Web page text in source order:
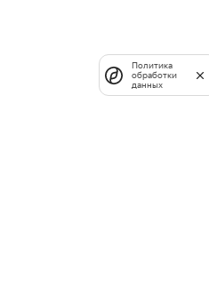
Политика
обработки
данных